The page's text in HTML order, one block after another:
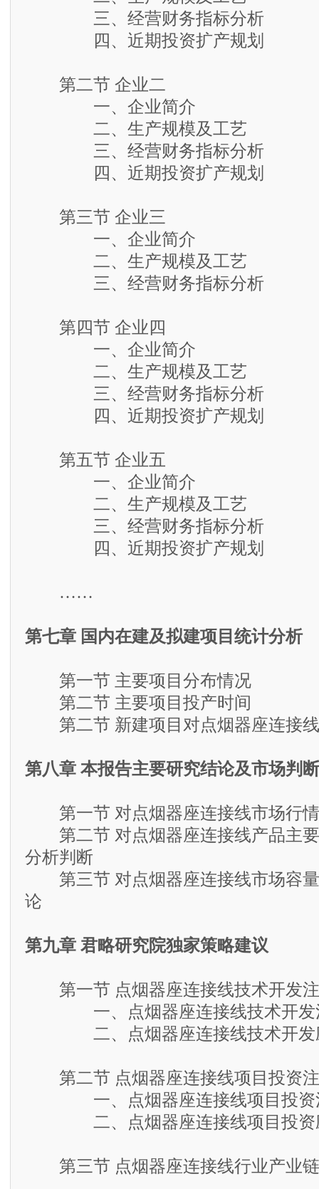
三、经营财务指标分析
四、近期投资扩产规划
第二节 企业二
一、企业简介
二、生产规模及工艺
三、经营财务指标分析
四、近期投资扩产规划
第三节 企业三
一、企业简介
二、生产规模及工艺
三、经营财务指标分析
第四节 企业四
一、企业简介
二、生产规模及工艺
三、经营财务指标分析
四、近期投资扩产规划
第五节 企业五
一、企业简介
二、生产规模及工艺
三、经营财务指标分析
四、近期投资扩产规划
……
第七章 国内在建及拟建项目统计分析
第一节 主要项目分布情况
第二节 主要项目投产时间
第二节 新建项目对点烟器座连接线
第八章 本报告主要研究结论及市场判断
第一节 对点烟器座连接线市场行情
第二节 对点烟器座连接线产品主要
分析判断
第三节 对点烟器座连接线市场容量
论
第九章 君略研究院独家策略建议
第一节 点烟器座连接线技术开发注
一、点烟器座连接线技术开发
二、点烟器座连接线技术开发
第二节 点烟器座连接线项目投资注
一、点烟器座连接线项目投资
二、点烟器座连接线项目投资
第三节 点烟器座连接线行业产业